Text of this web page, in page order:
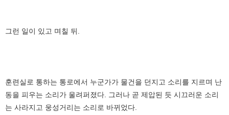
그런 일이 있고 며칠 뒤.
훈련실로 통하는 통로에서 누군가가 물건을 던지고 소리를 지르며 난
동을 피우는 소리가 울려퍼졌다. 그러나 곧 제압된 듯 시끄러운 소리
는 사라지고 웅성거리는 소리로 바뀌었다.